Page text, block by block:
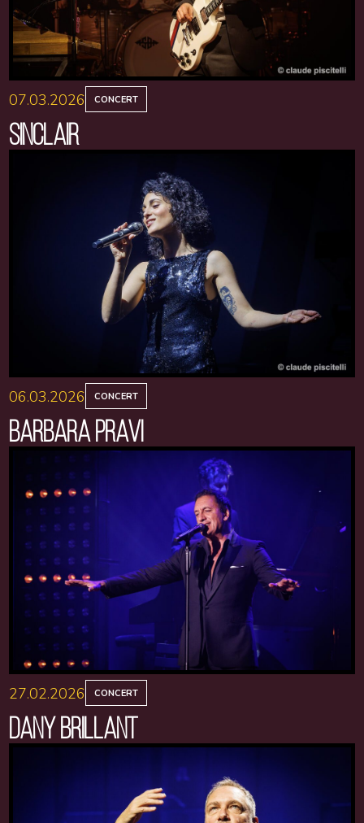
07.03.2026 CONCERT
SINCLAIR
06.03.2026 CONCERT
BARBARA PRAVI
27.02.2026 CONCERT
DANY BRILLANT